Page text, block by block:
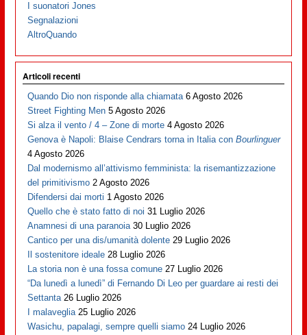
I suonatori Jones
Segnalazioni
AltroQuando
Articoli recenti
Quando Dio non risponde alla chiamata 6 Agosto 2026
Street Fighting Men 5 Agosto 2026
Si alza il vento / 4 – Zone di morte 4 Agosto 2026
Genova è Napoli: Blaise Cendrars torna in Italia conBourlinguer
4 Agosto 2026
Dal modernismo all’attivismo femminista: la risemantizzazione
del primitivismo 2 Agosto 2026
Difendersi dai morti 1 Agosto 2026
Quello che è stato fatto di noi 31 Luglio 2026
Anamnesi di una paranoia 30 Luglio 2026
Cantico per una dis/umanità dolente 29 Luglio 2026
Il sostenitore ideale 28 Luglio 2026
La storia non è una fossa comune 27 Luglio 2026
“Da lunedì a lunedì” di Fernando Di Leo per guardare ai resti dei
Settanta 26 Luglio 2026
I malaveglia 25 Luglio 2026
Wasichu, papalagi, sempre quelli siamo 24 Luglio 2026